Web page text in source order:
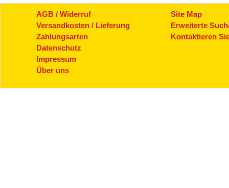
AGB / Widerruf
Versandkosten / Lieferung
Zahlungsarten
Datenschutz
Impressum
Über uns
Site Map
Erweiterte
Kontaktieren